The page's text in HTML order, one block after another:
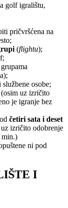
golf igralištu,
pričvršćena na
(flightu);
osobe;
uz izričito
je igranje bez
četiri sata i deset
izričito odobrenje
min.)
ni pod
I